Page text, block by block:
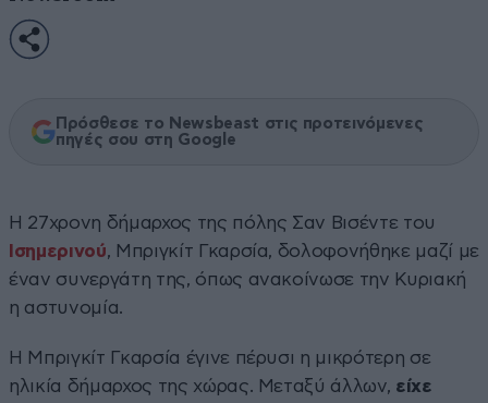
Πρόσθεσε το Newsbeast στις προτεινόμενες
πηγές σου στη Google
Η 27χρονη δήμαρχος της πόλης Σαν Βισέντε του
Ισημερινού, Μπριγκίτ Γκαρσία, δολοφονήθηκε μαζί με
έναν συνεργάτη της, όπως ανακοίνωσε την Κυριακή
η αστυνομία.
Η Μπριγκίτ Γκαρσία έγινε πέρυσι η μικρότερη σε
ηλικία δήμαρχος της χώρας. Μεταξύ άλλων, είχε